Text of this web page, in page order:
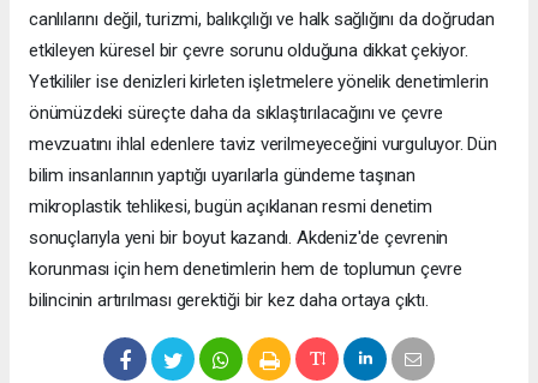
canlılarını değil, turizmi, balıkçılığı ve halk sağlığını da doğrudan
etkileyen küresel bir çevre sorunu olduğuna dikkat çekiyor.
Yetkililer ise denizleri kirleten işletmelere yönelik denetimlerin
önümüzdeki süreçte daha da sıklaştırılacağını ve çevre
mevzuatını ihlal edenlere taviz verilmeyeceğini vurguluyor. Dün
bilim insanlarının yaptığı uyarılarla gündeme taşınan
mikroplastik tehlikesi, bugün açıklanan resmi denetim
sonuçlarıyla yeni bir boyut kazandı. Akdeniz'de çevrenin
korunması için hem denetimlerin hem de toplumun çevre
bilincinin artırılması gerektiği bir kez daha ortaya çıktı.